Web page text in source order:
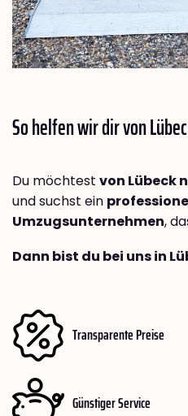
So helfen wir dir von
Du möchtest von Lübeck
und suchst ein
Umzugsunternehmen,
Dann bist du bei uns in
Transparente Preise
Günstiger Service